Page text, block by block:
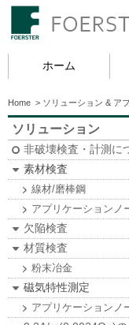
ホーム
Home > ソリューション & ア
ソリューション
非破壊検査・計測に
素材検査
線材/磨棒鋼
アプリケーションノ
欠陥検査
材質検査
粉末冶金
磁気特性測定
アプリケーションノ